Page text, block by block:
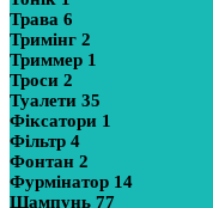
Трава 6
Тримінг 2
Триммер 1
Троси 2
Туалети 35
Фіксатори 1
Фільтр 4
Фонтан 2
Фурмінатор 14
Шампунь 77